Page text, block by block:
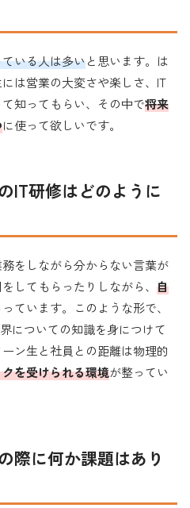
いる人は多いと思います。は
は営業の大変さや楽しさ、IT
知ってもらい、その中で将来
に使って欲しいです。
IT研修はどのように
をしながら分からない言葉が
してもらったりしながら、 自
ています。このような形で、
についての知識を身につけて
ン生と社員との距離は物理的
を受けられる環境が整ってい
際に何か課題はあり